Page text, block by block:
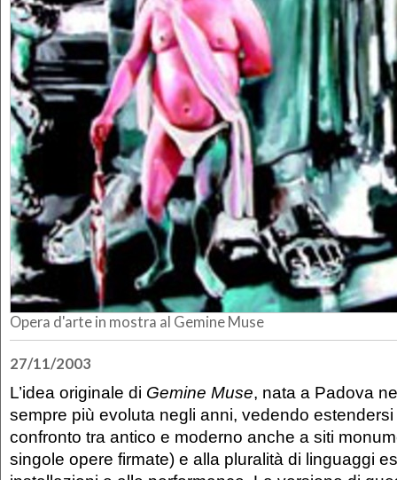
Opera d'arte in mostra al Gemine Muse
27/11/2003
L’idea originale di Gemine Muse, nata a Padova
sempre più evoluta negli anni, vedendo
confronto tra antico e moderno anche a siti
singole opere firmate) e alla pluralità di linguaggi